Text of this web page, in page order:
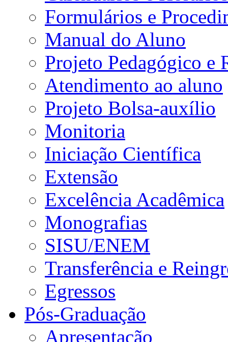
Formulários e
Manual do Aluno
Projeto Pedagógico e
Atendimento ao aluno
Projeto Bolsa-auxílio
Monitoria
Iniciação Científica
Extensão
Excelência Acadêmica
Monografias
SISU/ENEM
Transferência e
Egressos
Pós-Graduação
Apresentação